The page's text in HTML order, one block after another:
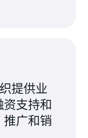
提供业
支持和
推广和销